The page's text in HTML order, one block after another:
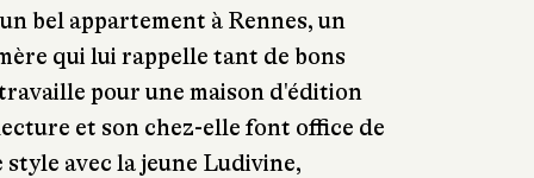
bel appartement à Rennes, un
qui lui rappelle tant de bons
pour une maison d'édition
et son chez-elle font office de
avec la jeune Ludivine,